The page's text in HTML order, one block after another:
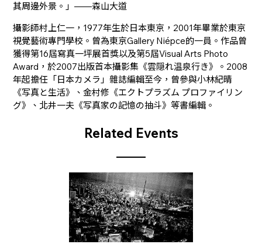
其周邊外景。」——森山大道
攝影師村上仁一，1977年生於日本東京，2001年畢業於東京
視覺藝術專門學校。曾為東京Gallery Niépce的一員。作品曾
獲得第16屆寫真一坪展首獎以及第5屆Visual Arts Photo
Award，於2007出版首本攝影集《雲隠れ温泉行き》。2008
年起擔任「日本カメラ」雜誌編輯至今，曾參與小林紀晴
《写真と生活》、金村修《エクトプラズム プロファイリン
グ》、北井一夫《写真家の記憶の抽斗》等書編輯。
Related Events